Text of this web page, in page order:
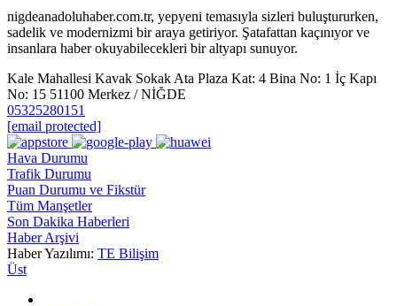
nigdeanadoluhaber.com.tr, yepyeni temasıyla sizleri buluştururken,
sadelik ve modernizmi bir araya getiriyor. Şatafattan kaçınıyor ve
insanlara haber okuyabilecekleri bir altyapı sunuyor.
Kale Mahallesi Kavak Sokak Ata Plaza Kat: 4 Bina No: 1 İç Kapı
No: 15 51100 Merkez / NİĞDE
05325280151
[email protected]
Hava Durumu
Trafik Durumu
Puan Durumu ve Fikstür
Tüm Manşetler
Son Dakika Haberleri
Haber Arşivi
Haber Yazılımı: TE Bilişim
Üst